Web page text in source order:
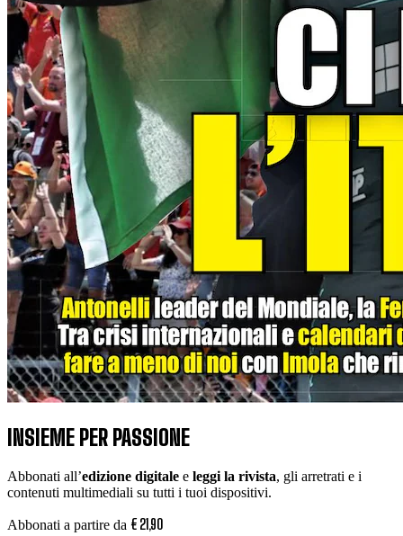
INSIEME PER PASSIONE
Abbonati all’edizione digitale e leggi la rivista, gli arretrati e i
contenuti multimediali su tutti i tuoi dispositivi.
Abbonati a partire da € 21,90